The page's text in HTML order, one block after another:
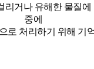
리거나 유해한 물질에
중에
로 처리하기 위해 기